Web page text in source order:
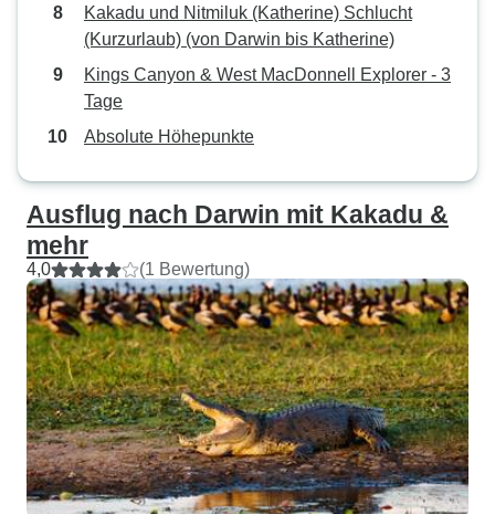
Kakadu und Nitmiluk (Katherine) Schlucht
(Kurzurlaub) (von Darwin bis Katherine)
Kings Canyon & West MacDonnell Explorer - 3
Tage
Absolute Höhepunkte
Ausflug nach Darwin mit Kakadu &
mehr
4,0 (1 Bewertung)